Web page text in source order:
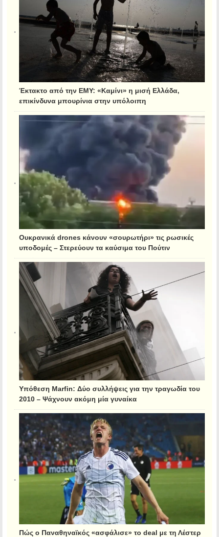
Έκτακτο από την ΕΜΥ: «Καμίνι» η μισή Ελλάδα,
επικίνδυνα μπουρίνια στην υπόλοιπη
Ουκρανικά drones κάνουν «σουρωτήρι» τις ρωσικές
υποδομές – Στερεύουν τα καύσιμα του Πούτιν
Υπόθεση Marfin: Δύο συλλήψεις για την τραγωδία του
2010 – Ψάχνουν ακόμη μία γυναίκα
Πώς ο Παναθηναϊκός «ασφάλισε» το deal με τη Λέστερ